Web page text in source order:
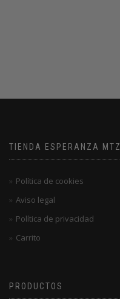
TIENDA ESPERANZA MTZ
Política de cookies
Aviso legal
Política de privacidad
Carrito
PRODUCTOS